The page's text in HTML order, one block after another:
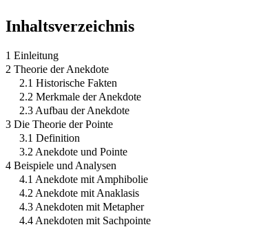
Inhaltsverzeichnis
1 Einleitung
2 Theorie der Anekdote
2.1 Historische Fakten
2.2 Merkmale der Anekdote
2.3 Aufbau der Anekdote
3 Die Theorie der Pointe
3.1 Definition
3.2 Anekdote und Pointe
4 Beispiele und Analysen
4.1 Anekdote mit Amphibolie
4.2 Anekdote mit Anaklasis
4.3 Anekdoten mit Metapher
4.4 Anekdoten mit Sachpointe